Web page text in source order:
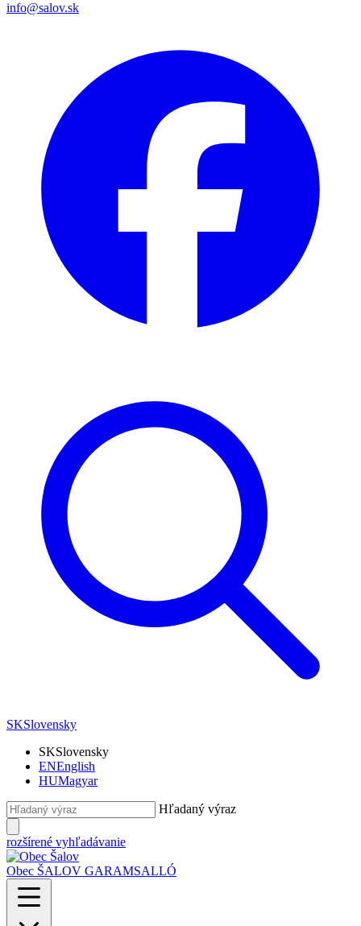
info@salov.sk
SKSlovensky
SKSlovensky
ENEnglish
HUMagyar
Hľadaný výraz
rozšírené vyhľadávanie
Obec ŠALOV GARAMSALLÓ